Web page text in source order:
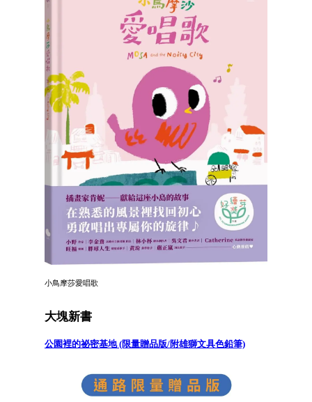
小鳥摩莎愛唱歌
大塊新書
公園裡的祕密基地 (限量贈品版/附雄獅文具色鉛筆)